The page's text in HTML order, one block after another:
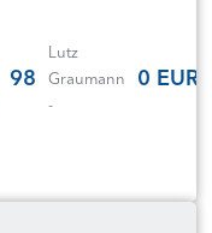
98
Lutz
Graumann
-
0 EUR